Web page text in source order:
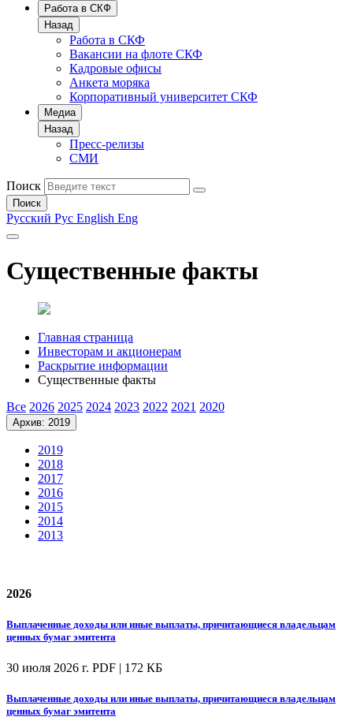
Работа в СКФ
Назад
Работа в СКФ
Вакансии на флоте СКФ
Кадровые офисы
Анкета моряка
Корпоративный университет СКФ
Медиа
Назад
Пресс-релизы
СМИ
Поиск
Поиск
Русский Рус English Eng
Существенные факты
Главная страница
Инвесторам и акционерам
Раскрытие информации
Существенные факты
Все 2026 2025 2024 2023 2022 2021 2020
Архив: 2019
2019
2018
2017
2016
2015
2014
2013
2026
Выплаченные доходы или иные выплаты, причитающиеся владельцам
ценных бумаг эмитента
30 июля 2026 г. PDF | 172 КБ
Выплаченные доходы или иные выплаты, причитающиеся владельцам
ценных бумаг эмитента